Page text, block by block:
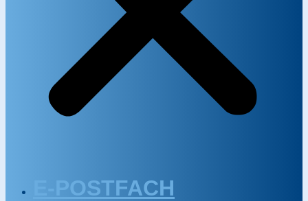
E-POSTFACH